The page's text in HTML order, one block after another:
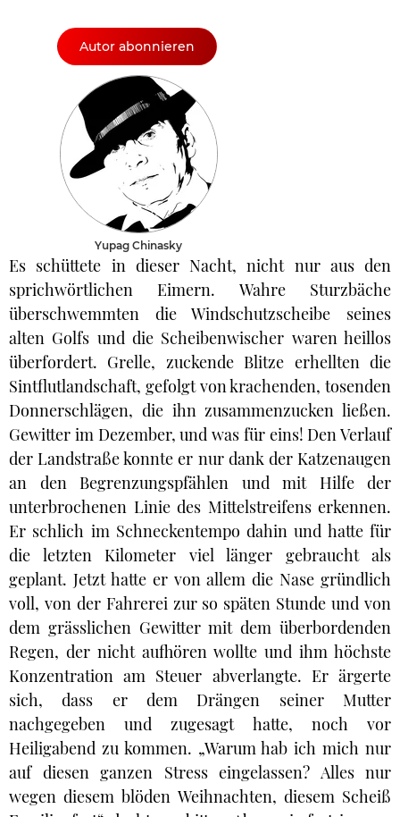
Autor abonnieren
Yupag Chinasky
Es schüttete in dieser Nacht, nicht nur aus den
sprichwörtlichen Eimern. Wahre Sturzbäche
überschwemmten die Windschutzscheibe seines
alten Golfs und die Scheibenwischer waren heillos
überfordert. Grelle, zuckende Blitze erhellten die
Sintflutlandschaft, gefolgt von krachenden, tosenden
Donnerschlägen, die ihn zusammenzucken ließen.
Gewitter im Dezember, und was für eins! Den Verlauf
der Landstraße konnte er nur dank der Katzenaugen
an den Begrenzungspfählen und mit Hilfe der
unterbrochenen Linie des Mittelstreifens erkennen.
Er schlich im Schneckentempo dahin und hatte für
die letzten Kilometer viel länger gebraucht als
geplant. Jetzt hatte er von allem die Nase gründlich
voll, von der Fahrerei zur so späten Stunde und von
dem grässlichen Gewitter mit dem überbordenden
Regen, der nicht aufhören wollte und ihm höchste
Konzentration am Steuer abverlangte. Er ärgerte
sich, dass er dem Drängen seiner Mutter
nachgegeben und zugesagt hatte, noch vor
Heiligabend zu kommen. „Warum hab ich mich nur
auf diesen ganzen Stress eingelassen? Alles nur
wegen diesem blöden Weihnachten, diesem Scheiß